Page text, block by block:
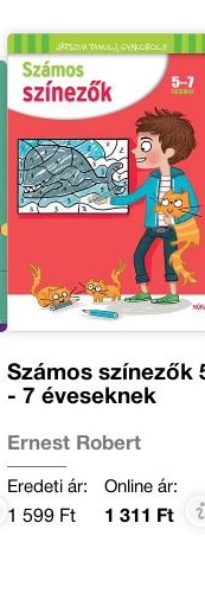
Számos színezők 5
- 7 éveseknek
Ernest Robert
Eredeti ár:
1 599 Ft
Online ár:
1 311 Ft